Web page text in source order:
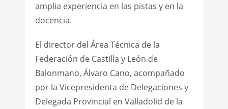
amplia experiencia en las pistas y en la
docencia.
El director del Área Técnica de la
Federación de Castilla y León de
Balonmano, Álvaro Cano, acompañado
por la Vicepresidenta de Delegaciones y
Delegada Provincial en Valladolid de la